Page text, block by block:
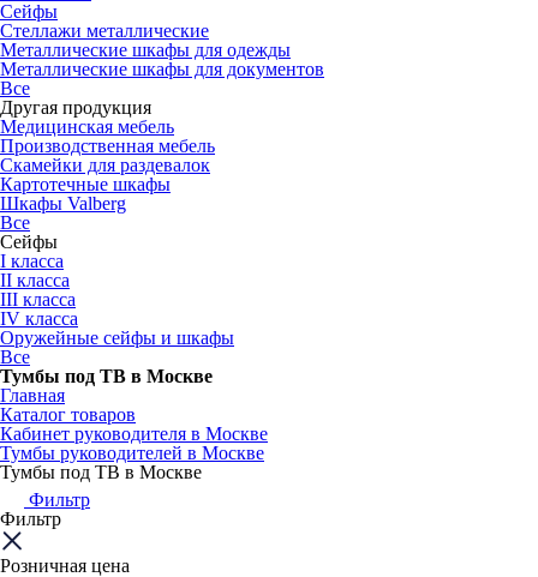
Сейфы
Стеллажи металлические
Металлические шкафы для одежды
Металлические шкафы для документов
Все
Другая продукция
Медицинская мебель
Производственная мебель
Скамейки для раздевалок
Картотечные шкафы
Шкафы Valberg
Все
Сейфы
I класса
II класса
III класса
IV класса
Оружейные сейфы и шкафы
Все
Тумбы под ТВ в Москве
Главная
Каталог товаров
Кабинет руководителя в Москве
Тумбы руководителей в Москве
Тумбы под ТВ в Москве
Фильтр
Фильтр
Розничная цена